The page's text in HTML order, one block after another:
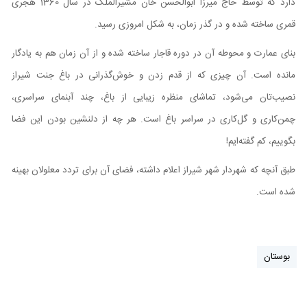
قمری ساخته شده و در گذر زمان، به شکل امروزی رسید.
بنای عمارت و محوطه آن در دوره قاجار ساخته شده و از آن زمان هم به یادگار
مانده است. آن چیزی که از قدم زدن و خوش‌گذرانی در باغ جنت شیراز
نصیب‌تان می‌شود، تماشای منظره زیبایی از باغ، چند آبنمای سراسری،
چمن‌کاری و گل‌کاری در سراسر باغ است. هر چه از دلنشین بودن این فضا
بگوییم، کم گفته‌ایم!
طبق آنچه که شهردار شهر شیراز اعلام داشته، فضای آن برای تردد معلولان بهینه
شده است.
بوستان